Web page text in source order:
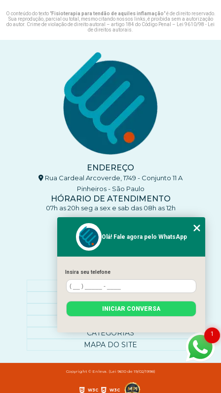
O conteúdo do texto "Fisioterapia para tendão de aquiles inflamação" é de direito reservado.
Sua reprodução, parcial ou total, mesmo citando nossos links, é proibida sem a autorização
do autor. Crime de violação de direito autoral – artigo 184 do Código Penal – Lei 9610/98 - Lei
de direitos autorais.
ENDEREÇO
Rua Cardeal Arcoverde, 1749 - Conjunto 11 A
Pinheiros - São Paulo
HÓRARIO DE ATENDIMENTO
07h as 20h seg a sex e sab das 08h as 12h
CONTATO
(11) 93770-4137
(11) 93770-4137
clinicaenleva5@gmail.com
MENU
HOME
O QUE ATENDEMOS
CATEGORIAS
MAPA DO SITE
Copyright © Enleva. (Lei 9610 de 19/02/1998)
W3C W3C
1
Olá! Fale agora pelo WhatsApp
Insira seu telefone
INICIAR CONVERSA